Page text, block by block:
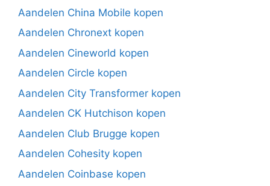
Aandelen China Mobile kopen
Aandelen Chronext kopen
Aandelen Cineworld kopen
Aandelen Circle kopen
Aandelen City Transformer kopen
Aandelen CK Hutchison kopen
Aandelen Club Brugge kopen
Aandelen Cohesity kopen
Aandelen Coinbase kopen